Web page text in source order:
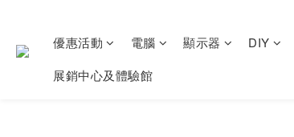
優惠活動 電腦 顯示器 DIY
展銷中心及體驗館